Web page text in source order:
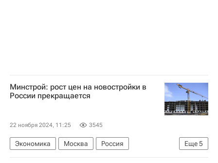
Минстрой: рост цен на новостройки в
России прекращается
22 ноября 2024, 11:25 3545
Еще5
Экономика Москва
Россия
Никита Стасишин